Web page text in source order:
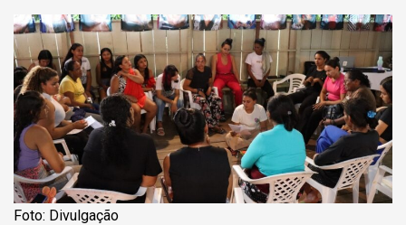
Foto: Divulgação